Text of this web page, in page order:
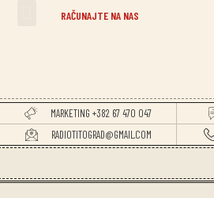
RAČUNAJTE NA NAS
MARKETING +382 67 470 047
RADIOTITOGRAD@GMAIL.COM